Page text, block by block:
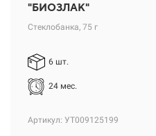
"БИОЗЛАК"
Стеклобанка, 75 г
6 шт.
24 мес.
Артикул: УТ009125199